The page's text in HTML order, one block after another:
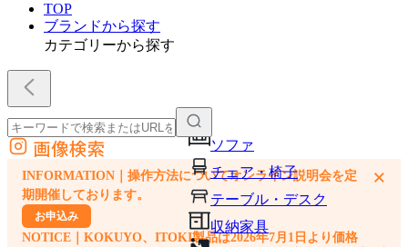
TOP
ブランドから探す
カテゴリーから探す
ソファ
チェア・椅子
テーブル・デスク
収納家具
外部サイトの商品をカートに追加
他のサイトで見つけた商品ページのURLを貼り付けて、カートに追加できます
画像検索
INFORMATION｜操作方法についてオンライン説明会を定
期開催しております。
お申込み
NOTICE｜KOKUYO、ITOKI製品は2026年7月1日より価格
×